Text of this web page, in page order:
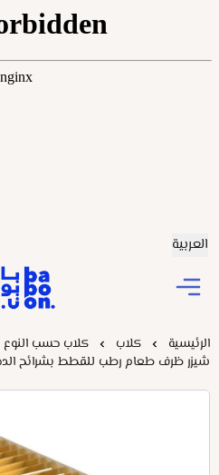
العربية
الرئيسية كلاب كلاب حسب النوع
شيزر ظرف طعام رطب للقطط بشرائح الدجاج